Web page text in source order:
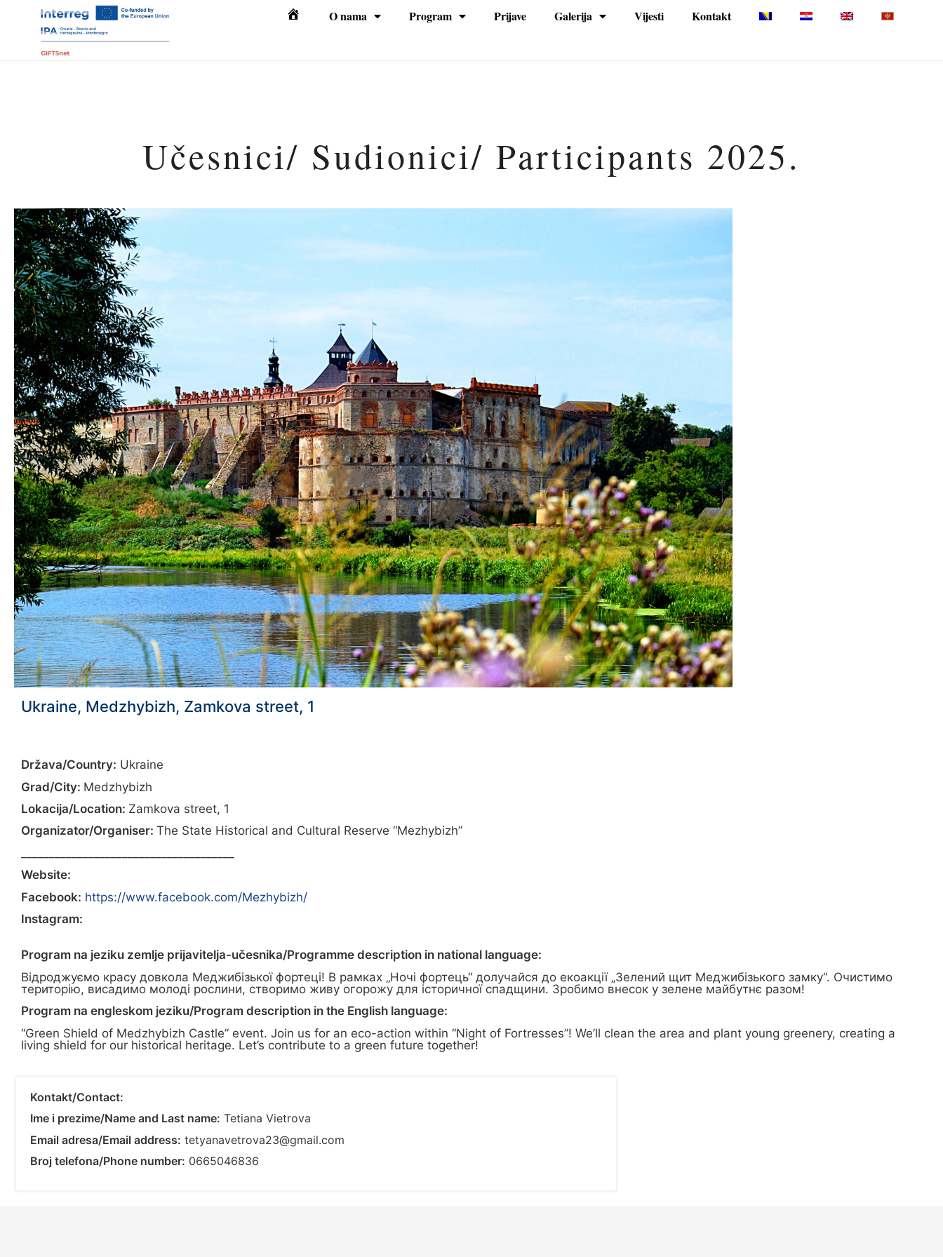
Početna O nama Program Prijave Galerija Vijesti Kontakt
Učesnici/ Sudionici/ Participants 2025.
Ukraine, Medzhybizh, Zamkova street, 1
Država/Country: Ukraine
Grad/City: Medzhybizh
Lokacija/Location: Zamkova street, 1
Organizator/Organiser: The State Historical and Cultural Reserve “Mezhybizh”
Website:
Facebook: https://www.facebook.com/Mezhybizh/
Instagram:
Program na jeziku zemlje prijavitelja-učesnika/Programme description in national language:
Відроджуємо красу довкола Меджибізької фортеці! В рамках „Ночі фортець“ долучайся до екоакції „Зелений щит Меджибізького замку“. Очистимо
територію, висадимо молоді рослини, створимо живу огорожу для історичної спадщини. Зробимо внесок у зелене майбутнє разом!
Program na engleskom jeziku/Program description in the English language:
“Green Shield of Medzhybizh Castle” event. Join us for an eco-action within “Night of Fortresses”! We’ll clean the area and plant young greenery, creating a
living shield for our historical heritage. Let’s contribute to a green future together!
Kontakt/Contact:
Ime i prezime/Name and Last name: Tetiana Vietrova
Email adresa/Email address: tetyanavetrova23@gmail.com
Broj telefona/Phone number: 0665046836